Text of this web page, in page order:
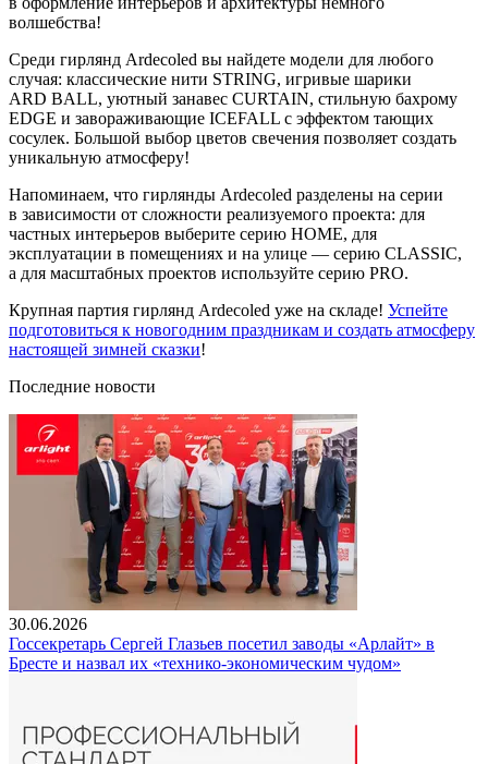
волшебства!
Среди гирлянд Ardecoled вы найдете модели для любого
случая: классические нити STRING, игривые шарики
ARD BALL, уютный занавес CURTAIN, стильную бахрому
EDGE и завораживающие ICEFALL с эффектом тающих
сосулек. Большой выбор цветов свечения позволяет создать
уникальную атмосферу!
Напоминаем, что гирлянды Ardecoled разделены на серии
в зависимости от сложности реализуемого проекта: для
частных интерьеров выберите серию HOME, для
эксплуатации в помещениях и на улице — серию CLASSIC,
а для масштабных проектов используйте серию PRO.
Крупная партия гирлянд Ardecoled уже на складе! Успейте
подготовиться к новогодним праздникам и создать атмосферу
настоящей зимней сказки!
Последние новости
30.06.2026
Госсекретарь Сергей Глазьев посетил заводы «Арлайт» в
Бресте и назвал их «технико-экономическим чудом»